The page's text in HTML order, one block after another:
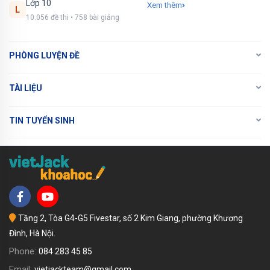
L
Lớp 10
10.056 đề thi • 758 bài giảng
Xem thêm
PHÒNG LUYỆN ĐỀ
TÀI LIỆU
TIN TUYỂN SINH
Tầng 2, Tòa G4-G5 Fivestar, số 2 Kim Giang, phường Khương
Đình, Hà Nội.
Phone: 084 283 45 85